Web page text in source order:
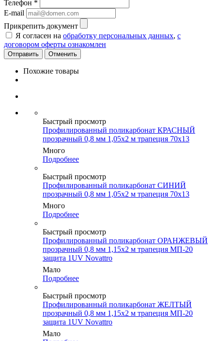
Телефон *
E-mail
Прикрепить документ
Я согласен на обработку персональных данных, с
договором оферты ознакомлен
Отменить
Похожие товары
Быстрый просмотр
Профилированный поликарбонат КРАСНЫЙ
прозрачный 0,8 мм 1,05х2 м трапеция 70х13
Много
Подробнее
Быстрый просмотр
Профилированный поликарбонат СИНИЙ
прозрачный 0,8 мм 1,05х2 м трапеция 70х13
Много
Подробнее
Быстрый просмотр
Профилированный поликарбонат ОРАНЖЕВЫЙ
прозрачный 0,8 мм 1,15х2 м трапеция МП-20
защита 1UV Novattro
Мало
Подробнее
Быстрый просмотр
Профилированный поликарбонат ЖЕЛТЫЙ
прозрачный 0,8 мм 1,15х2 м трапеция МП-20
защита 1UV Novattro
Мало